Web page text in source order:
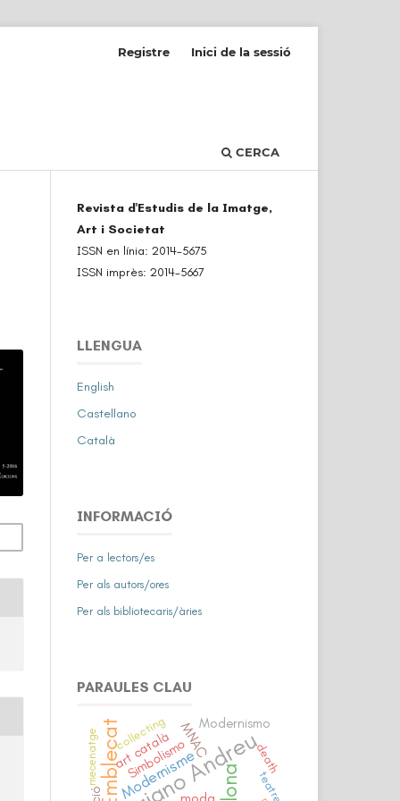
CERCA
Registre Inici de la sessió
Revista d'Estudis de la Imatge,
Art i Societat
ISSN en línia: 2014-5675
ISSN imprès: 2014-5667
LLENGUA
English
Castellano
Català
INFORMACIÓ
Per a lectors/es
Per als autors/ores
Per als bibliotecaris/àries
PARAULES CLAU
Mariano Andreu
EmblecatModernisme
MNAC
Simbolismo
Modernismo
art català death
collecting
teatre
mecenatge